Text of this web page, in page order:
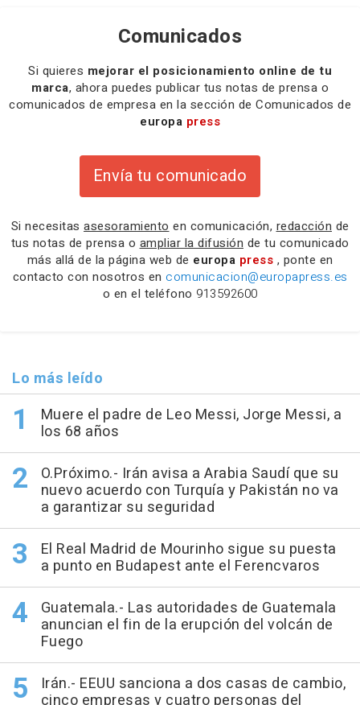
Comunicados
Si quieres mejorar el posicionamiento online de tu
marca, ahora puedes publicar tus notas de prensa o
comunicados de empresa en la sección de Comunicados de
europa press
Envía tu comunicado
Si necesitas asesoramiento en comunicación, redacción de
tus notas de prensa o ampliar la difusión de tu comunicado
más allá de la página web de europa press , ponte en
contacto con nosotros en comunicacion@europapress.es
o en el teléfono 913592600
Lo más leído
Muere el padre de Leo Messi, Jorge Messi, a
los 68 años
O.Próximo.- Irán avisa a Arabia Saudí que su
nuevo acuerdo con Turquía y Pakistán no va
a garantizar su seguridad
El Real Madrid de Mourinho sigue su puesta
a punto en Budapest ante el Ferencvaros
Guatemala.- Las autoridades de Guatemala
anuncian el fin de la erupción del volcán de
Fuego
Irán.- EEUU sanciona a dos casas de cambio,
cinco empresas y cuatro personas del